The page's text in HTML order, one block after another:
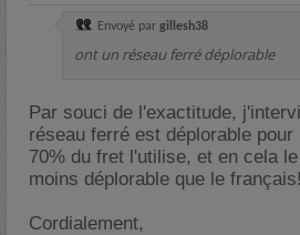
Envoyé par gillesh38
ont un réseau ferré déplorable
Par souci de l'exactitude,
réseau ferré est déplorable
70% du fret l'utilise, et en cela
moins déplorable que le français!
Cordialement,